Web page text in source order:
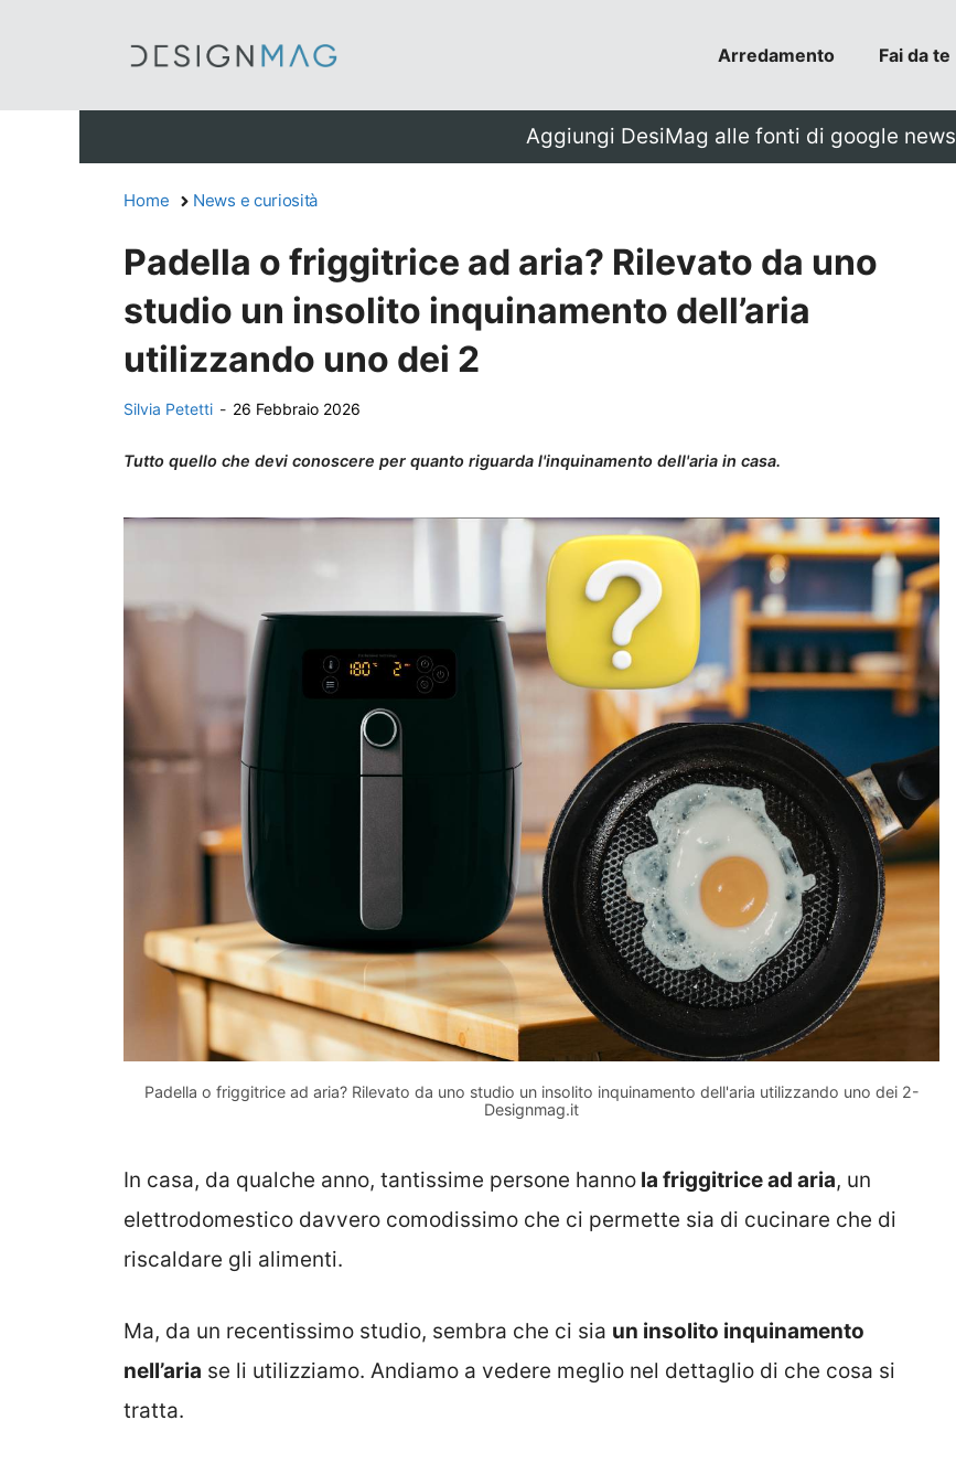
Arredamento Fai da te
Aggiungi DesiMag alle fonti di google news
Home News e curiosità
Padella o friggitrice ad aria? Rilevato da uno
studio un insolito inquinamento dell’aria
utilizzando uno dei 2
Silvia Petetti - 26 Febbraio 2026
Tutto quello che devi conoscere per quanto riguarda l'inquinamento dell'aria in casa.
Padella o friggitrice ad aria? Rilevato da uno studio un insolito inquinamento dell'aria utilizzando uno dei 2-
Designmag.it
In casa, da qualche anno, tantissime persone hanno la friggitrice ad aria, un
elettrodomestico davvero comodissimo che ci permette sia di cucinare che di
riscaldare gli alimenti.
Ma, da un recentissimo studio, sembra che ci sia un insolito inquinamento
nell’aria se li utilizziamo. Andiamo a vedere meglio nel dettaglio di che cosa si
tratta.